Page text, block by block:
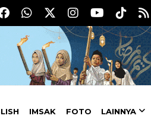
IMSAK FOTO LAINNYA